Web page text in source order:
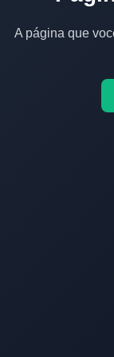
A página que